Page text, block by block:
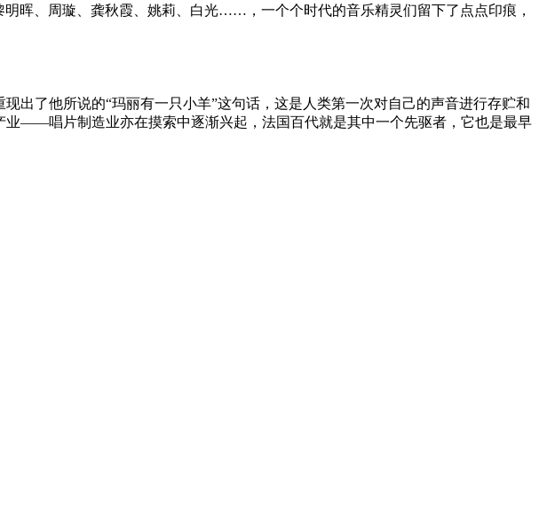
晖、周璇、龚秋霞、姚莉、白光……，一个个时代的音乐精灵们留下了点点印痕，
出了他所说的“玛丽有一只小羊”这句话，这是人类第一次对自己的声音进行存贮和
——唱片制造业亦在摸索中逐渐兴起，法国百代就是其中一个先驱者，它也是最早